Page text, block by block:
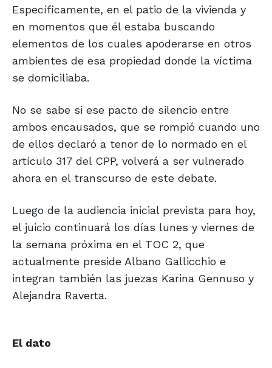
Específicamente, en el patio de la vivienda y
en momentos que él estaba buscando
elementos de los cuales apoderarse en otros
ambientes de esa propiedad donde la víctima
se domiciliaba.
No se sabe si ese pacto de silencio entre
ambos encausados, que se rompió cuando uno
de ellos declaró a tenor de lo normado en el
artículo 317 del CPP, volverá a ser vulnerado
ahora en el transcurso de este debate.
Luego de la audiencia inicial prevista para hoy,
el juicio continuará los días lunes y viernes de
la semana próxima en el TOC 2, que
actualmente preside Albano Gallicchio e
integran también las juezas Karina Gennuso y
Alejandra Raverta.
El dato